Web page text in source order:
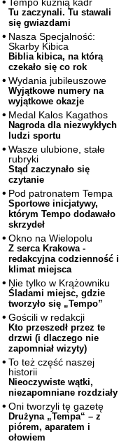
Tempo kuźnią kadr
Tu zaczynali. Tu stawali
się gwiazdami
Nasza Specjalność:
Skarby Kibica
Biblia kibica, na którą
czekało się co rok
Wydania jubileuszowe
Wyjątkowe numery na
wyjątkowe okazje
Medal Kalos Kagathos
Nagroda dla niezwykłych
ludzi sportu
Wasze ulubione, stałe
rubryki
Stąd zaczynało się
czytanie
Pod patronatem Tempa
Sportowe inicjatywy,
którym Tempo dodawało
skrzydeł
Okno na Wielopolu
Z serca Krakowa -
redakcyjna codzienność i
klimat miejsca
Nie tylko w Krążowniku
Śladami miejsc, gdzie
tworzyło się „Tempo”
Gościli w redakcji
Kto przeszedł przez te
drzwi (i dlaczego nie
zapomniał wizyty)
To też część naszej
historii
Nieoczywiste wątki,
niezapomniane rozdziały
Oni tworzyli tę gazetę
Drużyna „Tempa“ – z
piórem, aparatem i
ołowiem